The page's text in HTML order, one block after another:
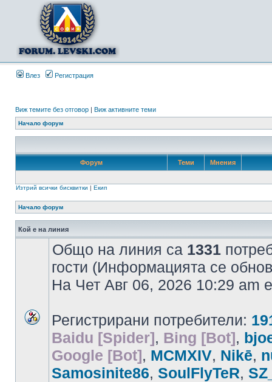
Влез Регистрация
Виж темите без отговор | Виж активните теми
Начало форум
Форум Теми Мнения
Изтрий всички бисквитки | Екип
Начало форум
Кой е на линия
Общо на линия са 1331
гости (Информацията се
На Чет Авг 06, 2026 10:29
Регистрирани потребители:
Baidu [Spider], Bing [Bot],
Google [Bot], MCMXIV, Nikē,
Samosinite86, SoulFlyTeR,